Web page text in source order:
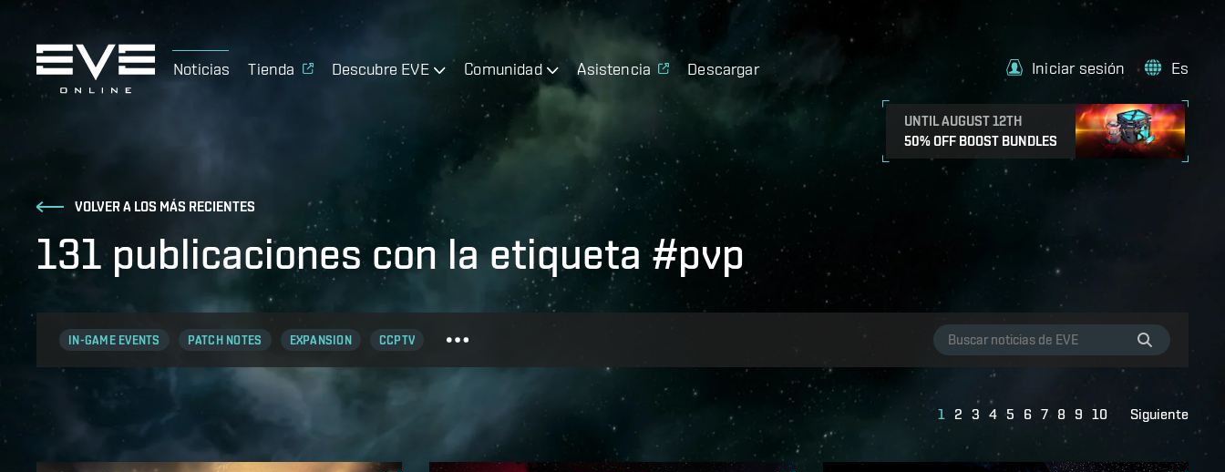
Noticias Tienda Descubre EVE Comunidad Asistencia Descargar
UNTIL AUGUST 12TH
50% OFF BOOST BUNDLES
Iniciar sesión Es
VOLVER A LOS MÁS RECIENTES
131 publicaciones con la etiqueta #pvp
IN-GAME EVENTS PATCH NOTES EXPANSION CCPTV
1 2 3 4 5 6 7 8 9 10 Siguiente